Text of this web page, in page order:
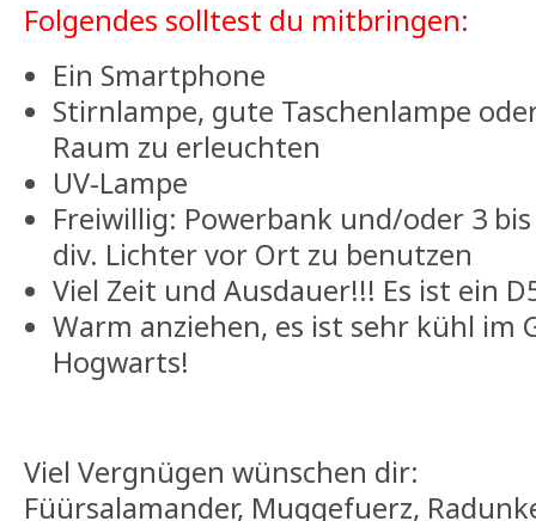
Folgendes solltest du mitbringen:
Ein Smartphone
Stirnlampe, gute Taschenlampe
Raum zu erleuchten
UV-Lampe
Freiwillig: Powerbank und/oder 3
div. Lichter vor Ort zu benutzen
Viel Zeit und Ausdauer!!! Es ist ein
Warm anziehen, es ist sehr kühl im
Hogwarts!
Viel Vergnügen wünschen dir:
Füürsalamander, Muggefuerz,